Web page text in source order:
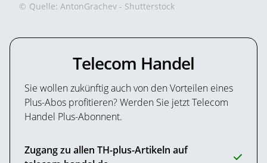
© Quelle: AntonGrachev - Shutterstock
Telecom Handel
Sie wollen zukünftig auch von den Vorteilen eines
Plus-Abos profitieren? Werden Sie jetzt Telecom
Handel Plus-Abonnent.
Zugang zu allen TH-plus-Artikeln auf